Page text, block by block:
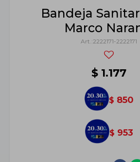
Bandeja
Marco
2222171-2222171
$ 1.177
$ 850
$ 953